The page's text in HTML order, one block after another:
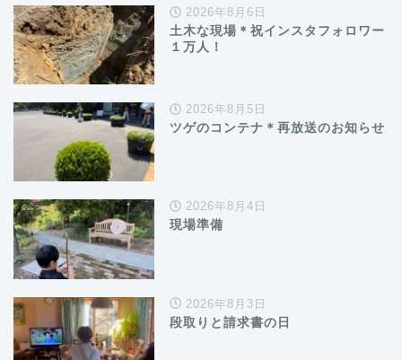
2026年8月6日
土木な現場＊祝インスタフォロワー
１万人！
2026年8月5日
ツゲのコンテナ＊再放送のお知らせ
2026年8月4日
現場準備
2026年8月3日
段取りと請求書の日